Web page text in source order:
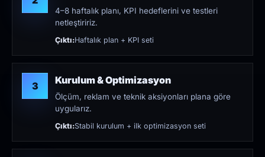
4–8 haftalık planı, KPI hedeflerini ve testleri
netleştiririz.
Çıktı:Haftalık plan + KPI seti
3 Kurulum & Optimizasyon
Ölçüm, reklam ve teknik aksiyonları plana göre
uygularız.
Çıktı:Stabil kurulum + ilk optimizasyon seti